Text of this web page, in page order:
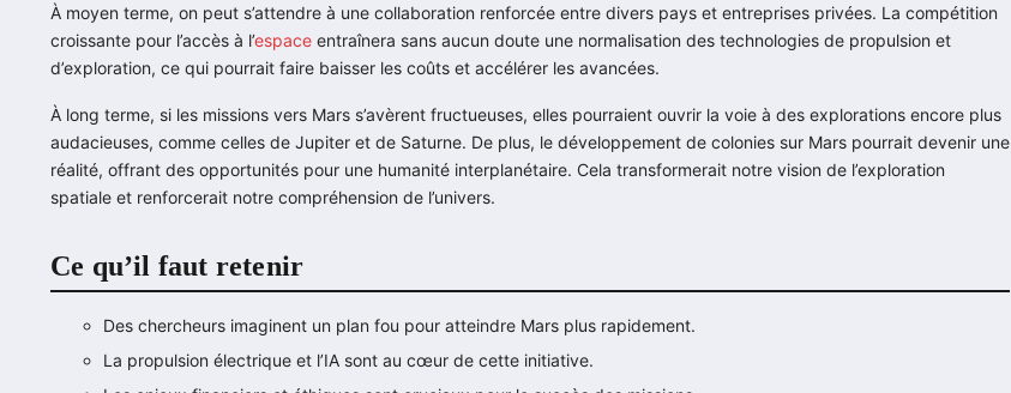
À moyen terme, on peut s’attendre à une collaboration renforcée entre divers pays et entreprises privées. La compétition
croissante pour l’accès à l’espace entraînera sans aucun doute une normalisation des technologies de propulsion et
d’exploration, ce qui pourrait faire baisser les coûts et accélérer les avancées.
À long terme, si les missions vers Mars s’avèrent fructueuses, elles pourraient ouvrir la voie à des explorations encore plus
audacieuses, comme celles de Jupiter et de Saturne. De plus, le développement de colonies sur Mars pourrait devenir une
réalité, offrant des opportunités pour une humanité interplanétaire. Cela transformerait notre vision de l’exploration
spatiale et renforcerait notre compréhension de l’univers.
Ce qu’il faut retenir
Des chercheurs imaginent un plan fou pour atteindre Mars plus rapidement.
La propulsion électrique et l’IA sont au cœur de cette initiative.